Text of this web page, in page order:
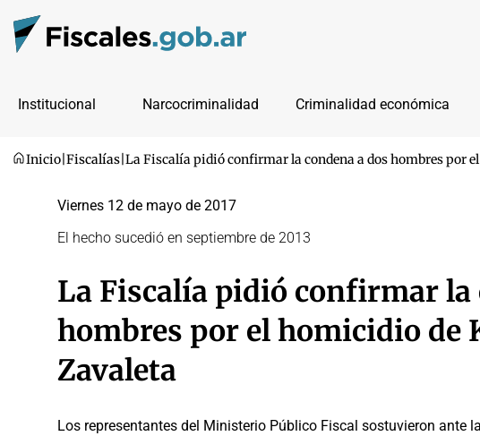
Institucional Narcocriminalidad Criminalidad económica
Inicio Fiscalías La Fiscalía pidió confirmar la condena a dos hombres por
Viernes 12 de mayo de 2017
El hecho sucedió en septiembre de 2013
La Fiscalía pidió confirmar la
hombres por el homicidio de
Zavaleta
Los representantes del Ministerio Público Fiscal sostuvieron ante